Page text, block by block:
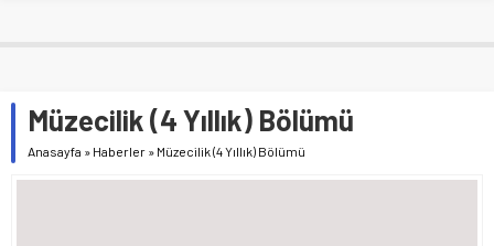
Müzecilik (4 Yıllık) Bölümü
Anasayfa » Haberler » Müzecilik (4 Yıllık) Bölümü